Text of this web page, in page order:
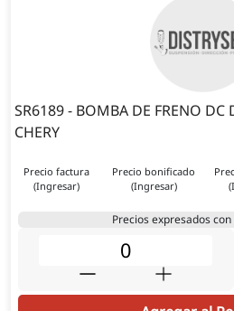
SR6189 - BOMBA DE FRENO
CHERY
Precio factura
(Ingresar)
Precio bonificado
(Ingresar)
Precios expresados